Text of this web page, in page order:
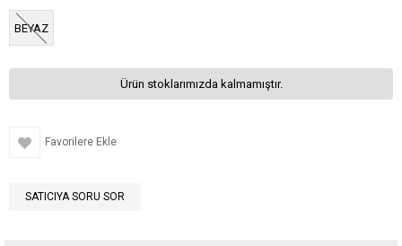
BEYAZ
Ürün stoklarımızda kalmamıştır.
Favorilere Ekle
SATICIYA SORU SOR